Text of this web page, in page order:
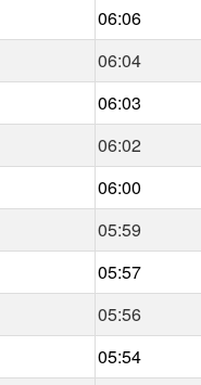
06:06
06:04
06:03
06:02
06:00
05:59
05:57
05:56
05:54